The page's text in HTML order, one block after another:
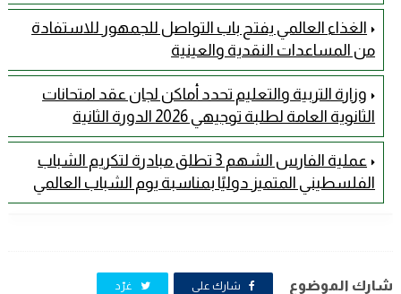
الغذاء العالمي يفتح باب التواصل للجمهور للاستفادة
من المساعدات النقدية والعينية
وزارة التربية والتعليم تحدد أماكن لجان عقد امتحانات
الثانوية العامة لطلبة توجيهي 2026 الدورة الثانية
عملية الفارس الشهم 3 تطلق مبادرة لتكريم الشباب
الفلسطيني المتميز دوليًا بمناسبة يوم الشباب العالمي
شارك الموضوع شارك على غرّد